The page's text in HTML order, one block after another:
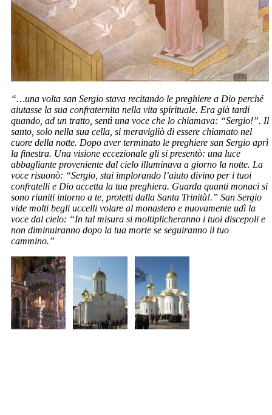
“…una volta san Sergio stava recitando le preghiere a Dio perché
aiutasse la sua confraternita nella vita spirituale. Era già tardi
quando, ad un tratto, sentì una voce che lo chiamava: “Sergio!”. Il
santo, solo nella sua cella, si meravigliò di essere chiamato nel
cuore della notte. Dopo aver terminato le preghiere san Sergio aprì
la finestra. Una visione eccezionale gli si presentò: una luce
abbagliante proveniente dal cielo illuminava a giorno la notte. La
voce risuonò: “Sergio, stai implorando l’aiuto divino per i tuoi
confratelli e Dio accetta la tua preghiera. Guarda quanti monaci si
sono riuniti intorno a te, protetti dalla Santa Trinità!.” San Sergio
vide molti begli uccelli volare al monastero e nuovamente udì la
voce dal cielo: “In tal misura si moltiplicheranno i tuoi discepoli e
non diminuiranno dopo la tua morte se seguiranno il tuo
cammino.”